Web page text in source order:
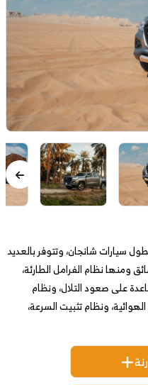
سيارات شانجان، وتتوفر بالعديد
ومنها نظام الفرامل الطارئة،
على صعود التلال، ونظام
ونظام تثبيت السرعة،